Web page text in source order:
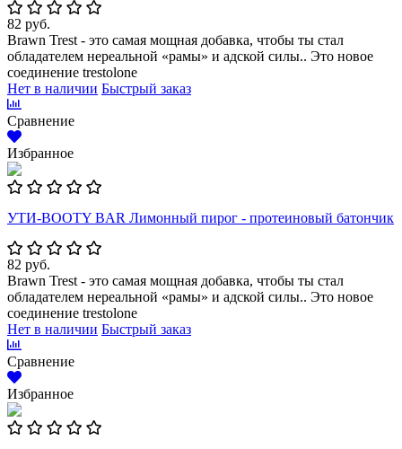
82 руб.
Brawn Trest - это самая мощная добавка, чтобы ты стал
обладателем нереальной «рамы» и адской силы.. Это новое
соединение trestolone
Нет в наличии Быстрый заказ
Сравнение
Избранное
УТИ-BOOTY BAR Лимонный пирог - протеиновый батончик
82 руб.
Brawn Trest - это самая мощная добавка, чтобы ты стал
обладателем нереальной «рамы» и адской силы.. Это новое
соединение trestolone
Нет в наличии Быстрый заказ
Сравнение
Избранное